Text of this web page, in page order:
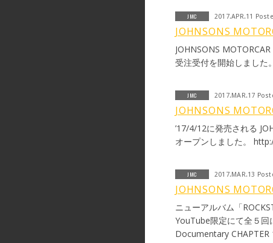
難うございました！ こ
ーみんな、有り難う!!!
Due to family
Motorcar. It has been a
creating some
す。 この5年間は僕にと
た。 これからは、JMC
Jinsei 12nen wo kakete,
nomo daiji nandakedo,
mo soba ni ita. Zuibun
Sorezore no michi wo
けて、何かを続けること
めることも大事なんだ。
ど、 別れることになっ
ったな。 良い思い出で
も。 マーティン 【
JMC 2017.APR.11
JOHNSONS
JOHNSONS MOTORCAR NEW MAIL ORDER商品
受注受付を開始しました
JMC 2017.MAR.17
JOHNSONS
’17/4/12に発売される
オープンしました。
JMC 2017.MAR.13
JOHNSONS
ニューアルバム「
YouTube限定にて全５回
Documentary